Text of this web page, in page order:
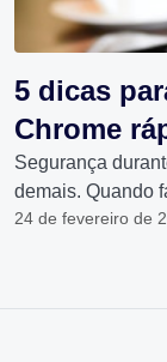
5 dicas
Chrome
Segurança
demais. Quando
24 de fevereiro de